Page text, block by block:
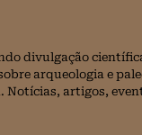
divulgação
arqueologia e
Notícias, artigos,